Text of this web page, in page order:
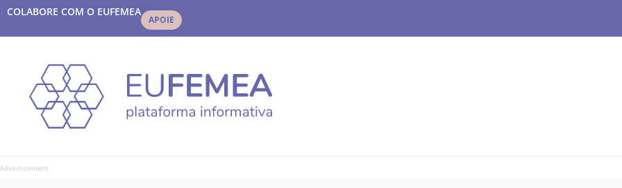
COLABORE COM O EUFEMEA
APOIE
Advertisement